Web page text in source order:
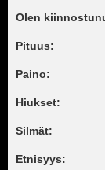
Olen
Pituus:
Paino:
Hiukset:
Silmät:
Etnisyys: